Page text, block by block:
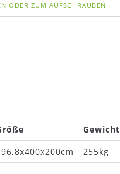
ODER ZUM AUFSCHRAUBEN
Gewicht
255kg